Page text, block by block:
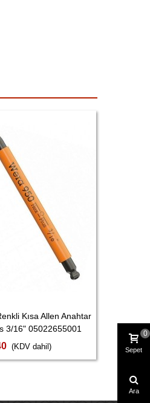
Kısa Allen Anahtar
3/16" 05022655001
(KDV dahil) Sepet
0
Ara